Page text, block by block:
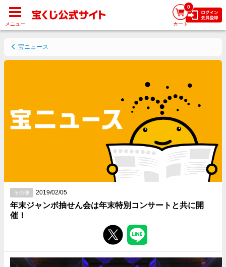
宝ニュース
その他 2019/02/05
年末ジャンボ抽せん会は年末特別コンサートと共に開
催！
メニュー
0
カート